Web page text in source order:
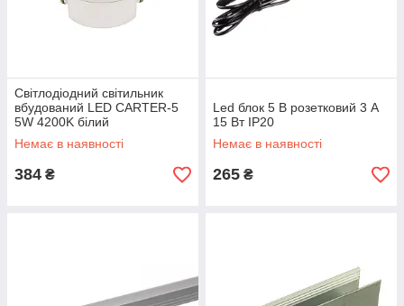
Світлодіодний світильник
вбудований LED CARTER-5
5W 4200K білий
Немає в наявності
384 ₴
Led блок 5 В розетковий 3 А
15 Вт IP20
Немає в наявності
265 ₴